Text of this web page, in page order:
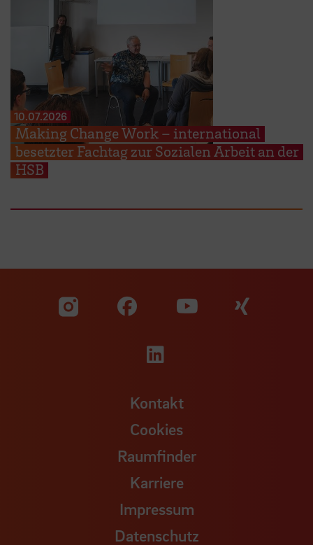
10.07.2026
Making Change Work – international
besetzter Fachtag zur Sozialen Arbeit an der
HSB
Zu unserer Facebook
Zu
Zu unserer
Kontakt
Cookies
Raumfinder
Karriere
Impressum
Datenschutz